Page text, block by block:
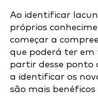
Ao identificar
próprios
começar a
que poderá ter em
partir desse ponto
a identificar os
são mais